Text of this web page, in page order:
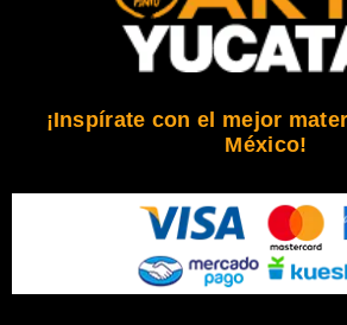
¡Inspírate con el mejor
México!